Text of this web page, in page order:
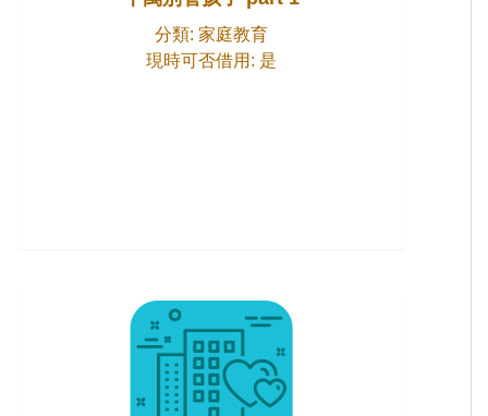
分類: 家庭教育
現時可否借用: 是